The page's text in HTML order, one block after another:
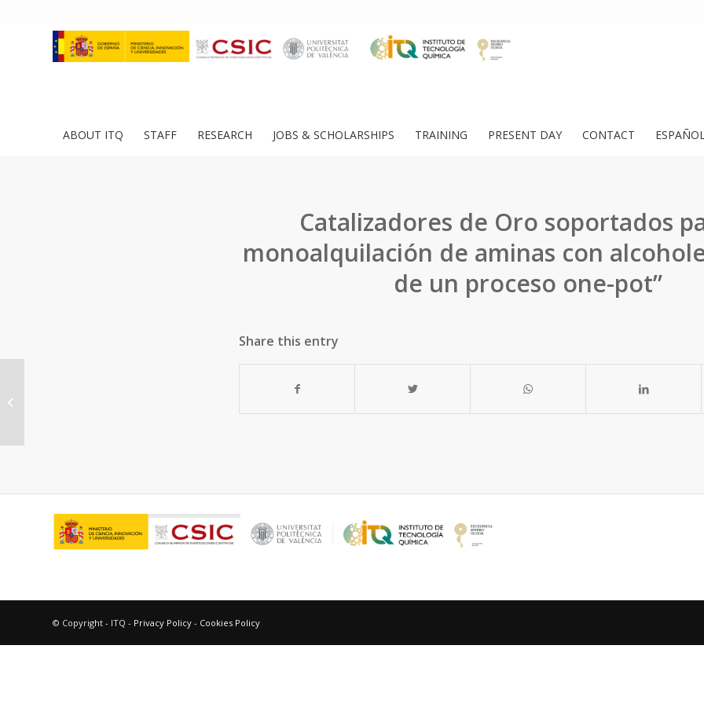
ABOUT ITQ STAFF RESEARCH JOBS & SCHOLARSHIPS TRAINING PRESENT DAY CONTACT
Catalizadores de Oro soportados
monoalquilación de aminas con
de un proceso one-pot”
Share this entry
© Copyright - ITQ - Privacy Policy - Cookies Policy